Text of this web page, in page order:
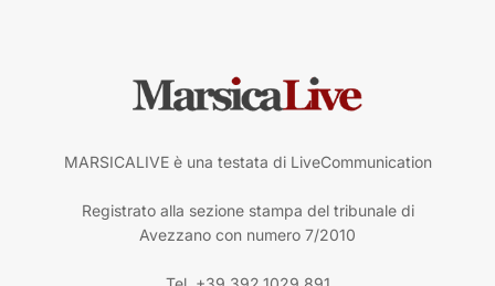
MARSICALIVE è una testata di LiveCommunication
Registrato alla sezione stampa del tribunale di
Avezzano con numero 7/2010